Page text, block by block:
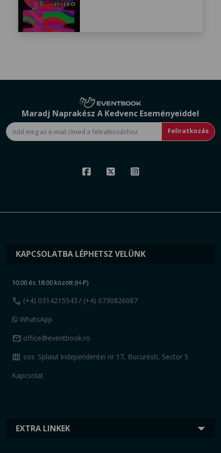
Maradj Naprakész A Kedvenc Eseményeiddel
Feliratkozás
EXTRA LINKEK
KAPCSOLATBA LÉPHETSZ VELÜNK
10:00 és 18:00 között (H-P)
call (+4) 0314215543 / (+4) 0730826087
WhatsApp
mail office@eventbook.ro
map sos. Splaiul Independentei nr 17, Bucuresti, Sector 5
Kapcsolat